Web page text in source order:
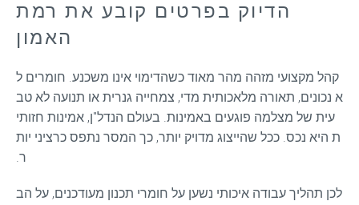
הדיוק בפרטים קובע את רמת
האמון
קהל מקצועי מזהה מהר מאוד כשהדימוי אינו משכנע. חומרים ל
א נכונים, תאורה מלאכותית מדי, צמחייה גנרית או תנועה לא טב
עית של מצלמה פוגעים באמינות. בעולם הנדל"ן, אמינות חזותי
ת היא נכס. ככל שהייצוג מדויק יותר, כך המסר נתפס כרציני יות
ר.
לכן תהליך עבודה איכותי נשען על חומרי תכנון מעודכנים, על הב